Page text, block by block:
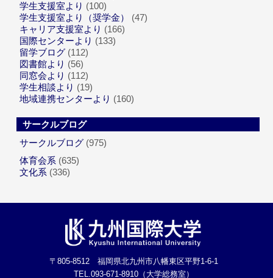
学生支援室より (100)
学生支援室より（奨学金）
(47)
キャリア支援室より (166)
国際センターより (133)
留学ブログ (112)
図書館より (56)
同窓会より (112)
学生相談より (19)
地域連携センターより (160)
サークルブログ
サークルブログ (975)
体育会系 (635)
文化系 (336)
〒805-8512 福岡県北九州市八幡東区平野1-6-1
TEL.093-671-8910（大学総務室）